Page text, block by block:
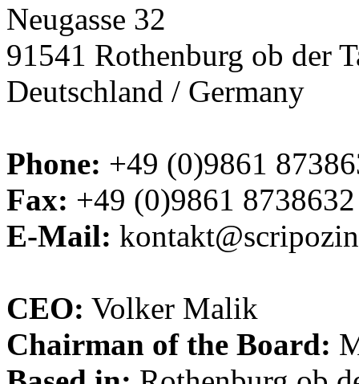
Neugasse 32
91541 Rothenburg ob der
Deutschland / Germany
Phone: +49 (0)9861
Fax: +49 (0)9861 8738632
E-Mail:
CEO: Volker Malik
Chairman of the Board: